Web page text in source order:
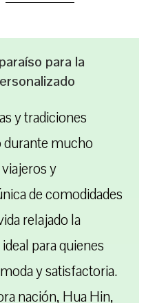
para la
y tradiciones
durante mucho
y
de comodidades
relajado la
para quienes
y satisfactoria.
nación, Hua Hin,